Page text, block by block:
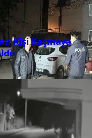
Kişi Kaçmaya